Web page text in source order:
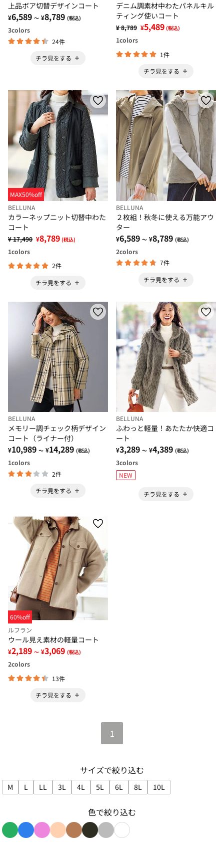
上品ボア切替デザインコート
¥6,589 ～ ¥8,789 (税込)
3colors
24件
チラ見をする
デニム調素材中わたパネルキル
ティング使いコート
¥ 8,789 ¥5,489 (税込)
1colors
1件
チラ見をする
MAX50%off
BELLUNA
カラーネップニット切替中わた
コート
¥ 17,490 ¥8,789 (税込)
1colors
2件
チラ見をする
BELLUNA
２枚組！秋冬に使える万能アウ
ター
¥6,589 ～ ¥8,789 (税込)
2colors
7件
チラ見をする
BELLUNA
メモリー調チェック柄デザイン
コート（ライナー付）
¥10,989 ～ ¥14,289 (税込)
1colors
2件
チラ見をする
BELLUNA
ふわっと軽量！あたたか快適コ
ート
¥3,289 ～ ¥4,389 (税込)
3colors
NEW
チラ見をする
60%off
ルフラン
ウール見え素材の軽量コート
¥2,189 ～ ¥3,069 (税込)
2colors
13件
チラ見をする
1
サイズで絞り込む
M
サイズで絞り込み: M
L
サイズで絞り込み: L
LL
サイズで絞り込み: LL
3L
サイズで絞り込み: 3L
4L
サイズで絞り込み: 4L
5L
サイズで絞り込み: 5L
6L
サイズで絞り込み: 6L
8L
サイズで絞り込み: 8L
10L
サイズで絞り込み:
色で絞り込む